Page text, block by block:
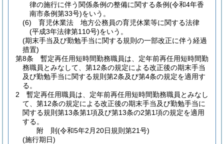
律の施行に伴う関係条例の整備に関する条例(令和4年香
南市条例第33号)をいう。
(6)
育児休業法 地方公務員の育児休業等に関する法律
(平成3年法律第110号)をいう。
(期末手当及び勤勉手当に関する規則の一部改正に伴う経過
措置)
第8条
暫定再任用短時間勤務職員は、定年前再任用短時間勤
務職員とみなして、第12条の規定による改正後の期末手当
及び勤勉手当に関する規則第2条及び第4条の規定を適用す
る。
2
暫定再任用職員は、定年前再任用短時間勤務職員とみなし
て、第12条の規定による改正後の期末手当及び勤勉手当に
関する規則第13条第1項及び第13条の2第1項の規定を適用
する。
附 則(令和5年2月20日規則第21号)
(施行期日)